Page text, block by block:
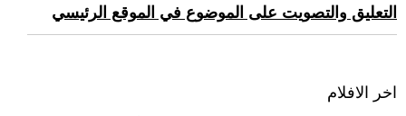
التعليق والتصويت على الموضوع في الموقع الرئيسي
اخر الافلام